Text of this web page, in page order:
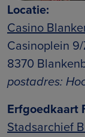
Locatie:
Casino
Casinoplein
8370
postadres:
Erfgoedkaart
Stadsarchief